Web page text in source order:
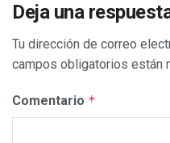
Deja una
Tu dirección de correo
campos obligatorios están
Comentario *